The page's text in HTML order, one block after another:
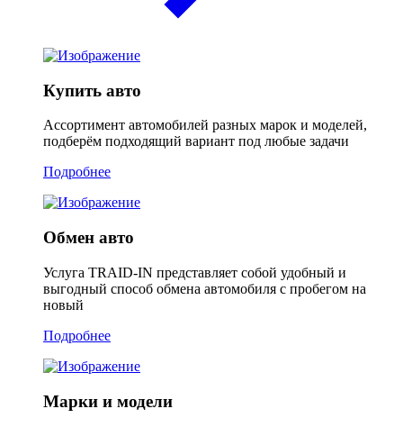
Купить авто
Ассортимент автомобилей разных марок и моделей,
подберём подходящий вариант под любые задачи
Подробнее
Обмен авто
Услуга TRAID-IN представляет собой удобный и
выгодный способ обмена автомобиля с пробегом на
новый
Подробнее
Марки и модели